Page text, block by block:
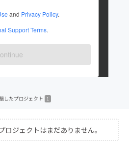
and Privacy Policy.
Support Terms.
トを投稿しています
援を続けています
したプロジェクト 1
ロジェクトはまだありません。